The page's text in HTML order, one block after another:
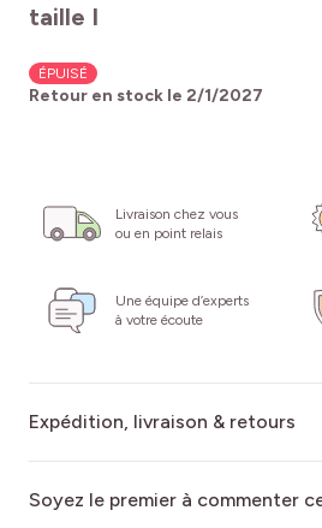
taille I
ÉPUISÉ
Retour en stock le 2/1/2027
Livraison chez vous
ou en point relais
Une équipe d’experts
à votre écoute
Expédition, livraison & retours
Soyez le premier à commenter